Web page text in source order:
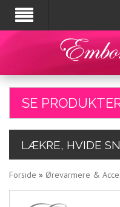
SE
LÆKRE, HVIDE
Forside » Ørevarmere &